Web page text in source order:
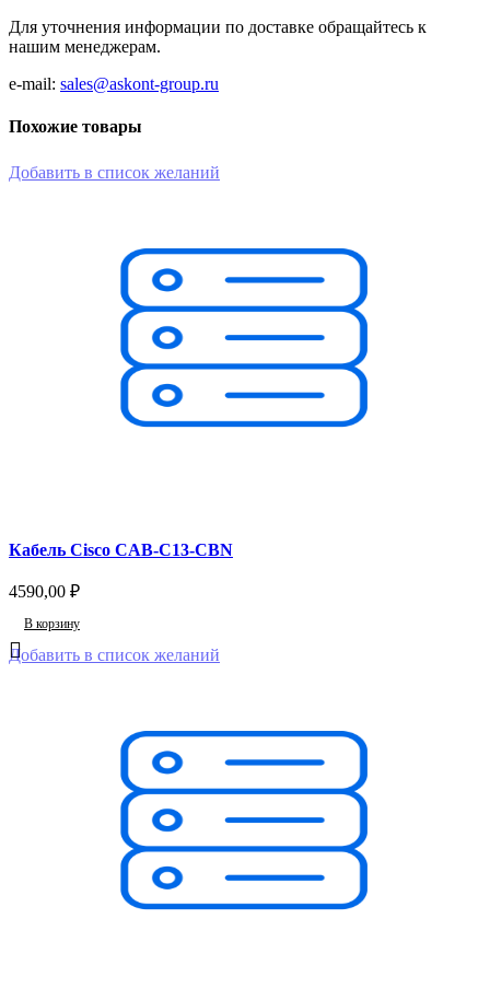
Для уточнения информации по доставке обращайтесь к
нашим менеджерам.
e-mail: sales@askont-group.ru
Похожие товары
Добавить в список желаний
Кабель Cisco CAB-C13-CBN
4590,00 ₽
В корзину
Добавить в список желаний